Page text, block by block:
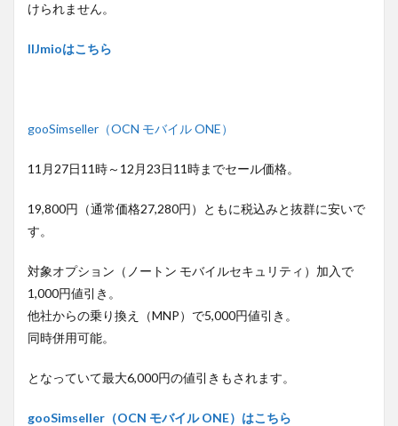
けられません。
IIJmioはこちら
gooSimseller（OCN モバイル ONE）
11月27日11時～12月23日11時までセール価格。
19,800円（通常価格27,280円）ともに税込みと抜群に安いで
す。
対象オプション（ノートン モバイルセキュリティ）加入で
1,000円値引き。
他社からの乗り換え（MNP）で5,000円値引き。
同時併用可能。
となっていて最大6,000円の値引きもされます。
gooSimseller（OCN モバイル ONE）はこちら